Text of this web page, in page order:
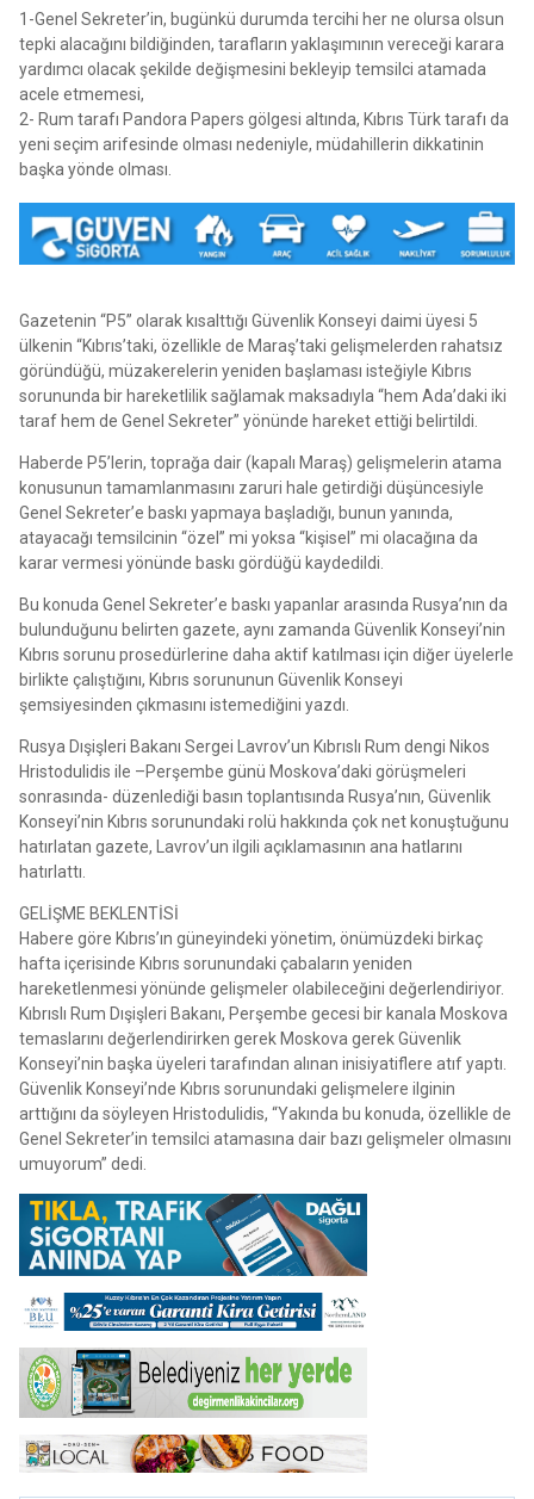
1-Genel Sekreter’in, bugünkü durumda tercihi her ne olursa olsun
tepki alacağını bildiğinden, tarafların yaklaşımının vereceği karara
yardımcı olacak şekilde değişmesini bekleyip temsilci atamada
acele etmemesi,
2- Rum tarafı Pandora Papers gölgesi altında, Kıbrıs Türk tarafı da
yeni seçim arifesinde olması nedeniyle, müdahillerin dikkatinin
başka yönde olması.
Gazetenin “P5” olarak kısalttığı Güvenlik Konseyi daimi üyesi 5
ülkenin “Kıbrıs’taki, özellikle de Maraş’taki gelişmelerden rahatsız
göründüğü, müzakerelerin yeniden başlaması isteğiyle Kıbrıs
sorununda bir hareketlilik sağlamak maksadıyla “hem Ada’daki iki
taraf hem de Genel Sekreter” yönünde hareket ettiği belirtildi.
Haberde P5’lerin, toprağa dair (kapalı Maraş) gelişmelerin atama
konusunun tamamlanmasını zaruri hale getirdiği düşüncesiyle
Genel Sekreter’e baskı yapmaya başladığı, bunun yanında,
atayacağı temsilcinin “özel” mi yoksa “kişisel” mi olacağına da
karar vermesi yönünde baskı gördüğü kaydedildi.
Bu konuda Genel Sekreter’e baskı yapanlar arasında Rusya’nın da
bulunduğunu belirten gazete, aynı zamanda Güvenlik Konseyi’nin
Kıbrıs sorunu prosedürlerine daha aktif katılması için diğer üyelerle
birlikte çalıştığını, Kıbrıs sorununun Güvenlik Konseyi
şemsiyesinden çıkmasını istemediğini yazdı.
Rusya Dışişleri Bakanı Sergei Lavrov’un Kıbrıslı Rum dengi Nikos
Hristodulidis ile –Perşembe günü Moskova’daki görüşmeleri
sonrasında- düzenlediği basın toplantısında Rusya’nın, Güvenlik
Konseyi’nin Kıbrıs sorunundaki rolü hakkında çok net konuştuğunu
hatırlatan gazete, Lavrov’un ilgili açıklamasının ana hatlarını
hatırlattı.
GELİŞME BEKLENTİSİ
Habere göre Kıbrıs’ın güneyindeki yönetim, önümüzdeki birkaç
hafta içerisinde Kıbrıs sorunundaki çabaların yeniden
hareketlenmesi yönünde gelişmeler olabileceğini değerlendiriyor.
Kıbrıslı Rum Dışişleri Bakanı, Perşembe gecesi bir kanala Moskova
temaslarını değerlendirirken gerek Moskova gerek Güvenlik
Konseyi’nin başka üyeleri tarafından alınan inisiyatiflere atıf yaptı.
Güvenlik Konseyi’nde Kıbrıs sorunundaki gelişmelere ilginin
arttığını da söyleyen Hristodulidis, “Yakında bu konuda, özellikle de
Genel Sekreter’in temsilci atamasına dair bazı gelişmeler olmasını
umuyorum” dedi.